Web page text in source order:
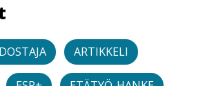
ARTIKKELI